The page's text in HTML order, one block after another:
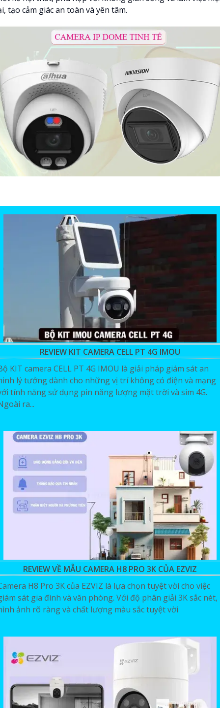
tạo cảm giác an toàn và yên tâm.
REVIEW KIT CAMERA CELL PT 4G IMOU
KIT camera CELL PT 4G IMOU là giải pháp giám sát an
lý tưởng dành cho những vị trí không có điện và mạng
tính năng sử dụng pin năng lượng mặt trời và sim 4G.
ra...
REVIEW VỀ MẪU CAMERA H8 PRO 3K CỦA EZVIZ
H8 Pro 3K của EZVIZ là lựa chọn tuyệt vời cho việc
sát gia đình và văn phòng. Với độ phân giải 3K sắc nét,
ảnh rõ ràng và chất lượng màu sắc tuyệt vời